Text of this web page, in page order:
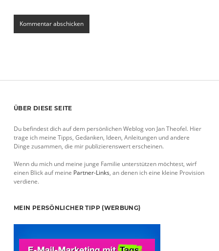
Sidebar
ÜBER DIESE SEITE
Du befindest dich auf dem persönlichen Weblog von Jan Theofel. Hier
trage ich meine Tipps, Gedanken, Ideen, Anleitungen und andere
Dinge zusammen, die mir publizierenswert erscheinen.
Wenn du mich und meine junge Familie unterstützen möchtest, wirf
einen Blick auf meine Partner-Links, an denen ich eine kleine Provision
verdiene.
MEIN PERSÖNLICHER TIPP (WERBUNG)